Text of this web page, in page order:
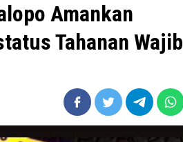
Amankan
Tahanan Wajib